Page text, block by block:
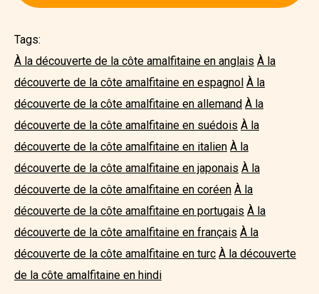
Tags:
À la découverte de la côte amalfitaine en anglais À la
découverte de la côte amalfitaine en espagnol À la
découverte de la côte amalfitaine en allemand À la
découverte de la côte amalfitaine en suédois À la
découverte de la côte amalfitaine en italien À la
découverte de la côte amalfitaine en japonais À la
découverte de la côte amalfitaine en coréen À la
découverte de la côte amalfitaine en portugais À la
découverte de la côte amalfitaine en français À la
découverte de la côte amalfitaine en turc À la découverte
de la côte amalfitaine en hindi